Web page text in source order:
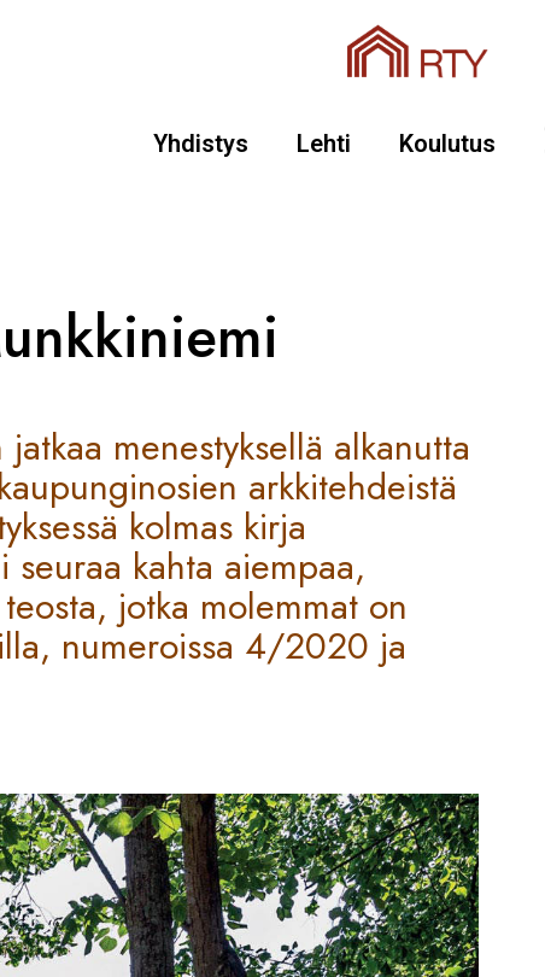
Yhdistys Lehti Koulutus
menestyksellä alkanutta
arkkitehdeistä
kolmas kirja
kahta aiempaa,
jotka molemmat on
numeroissa 4/2020 ja